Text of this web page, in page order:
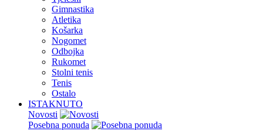
Gimnastika
Atletika
Košarka
Nogomet
Odbojka
Rukomet
Stolni tenis
Tenis
Ostalo
ISTAKNUTO
Novosti
Posebna ponuda